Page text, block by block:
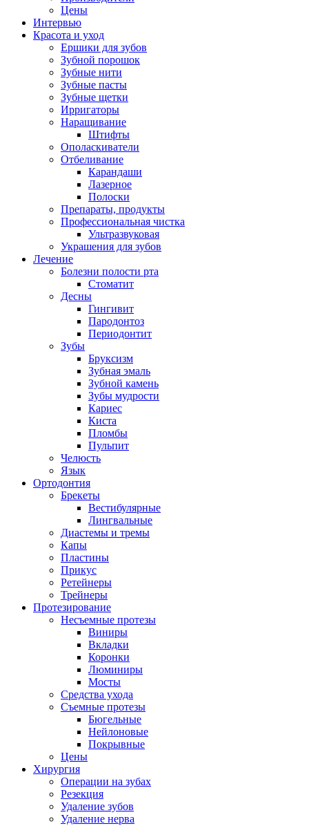
Цены
Интервью
Красота и уход
Ершики для зубов
Зубной порошок
Зубные нити
Зубные пасты
Зубные щетки
Ирригаторы
Наращивание
Штифты
Ополаскиватели
Отбеливание
Карандаши
Лазерное
Полоски
Препараты, продукты
Профессиональная чистка
Ультразвуковая
Украшения для зубов
Лечение
Болезни полости рта
Стоматит
Десны
Гингивит
Пародонтоз
Периодонтит
Зубы
Бруксизм
Зубная эмаль
Зубной камень
Зубы мудрости
Кариес
Киста
Пломбы
Пульпит
Челюсть
Язык
Ортодонтия
Брекеты
Вестибулярные
Лингвальные
Диастемы и тремы
Капы
Пластины
Прикус
Ретейнеры
Трейнеры
Протезирование
Несъемные протезы
Виниры
Вкладки
Коронки
Люминиры
Мосты
Средства ухода
Съемные протезы
Бюгельные
Нейлоновые
Покрывные
Цены
Хирургия
Операции на зубах
Резекция
Удаление зубов
Удаление нерва